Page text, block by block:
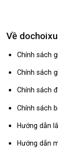
Về
Chính sách
Chính sách
Chính sách
Chính sách
Hướng dẫn
Hướng dẫn